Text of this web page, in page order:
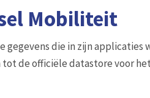
Mobiliteit
die in zijn applicaties
de officiële datastore voor